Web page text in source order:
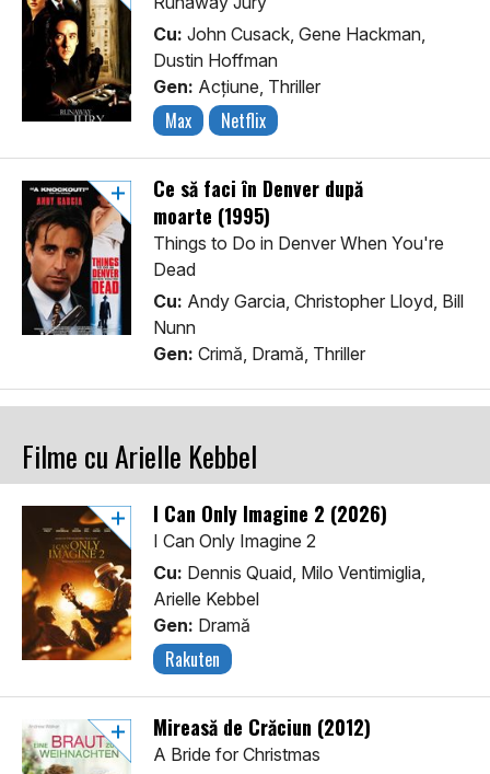
Cu: John Cusack, Gene Hackman,
Dustin Hoffman
Gen: Acţiune, Thriller
Max Netflix
Ce să faci în Denver după
moarte (1995)
Things to Do in Denver When You're
Dead
Cu: Andy Garcia, Christopher Lloyd, Bill
Nunn
Gen: Crimă, Dramă, Thriller
Filme cu Arielle Kebbel
I Can Only Imagine 2 (2026)
I Can Only Imagine 2
Cu: Dennis Quaid, Milo Ventimiglia,
Arielle Kebbel
Gen: Dramă
Rakuten
Mireasă de Crăciun (2012)
A Bride for Christmas